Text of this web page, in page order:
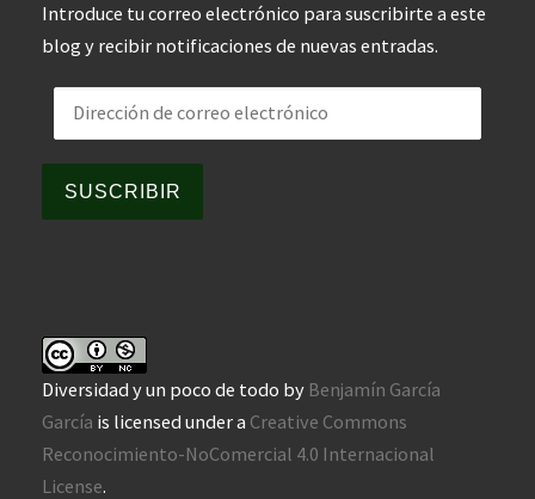
Introduce tu correo electrónico para suscribirte a este
blog y recibir notificaciones de nuevas entradas.
Dirección de correo electrónico
SUSCRIBIR
Diversidad y un poco de todo by Benjamín García
García is licensed under a Creative Commons
Reconocimiento-NoComercial 4.0 Internacional
License.